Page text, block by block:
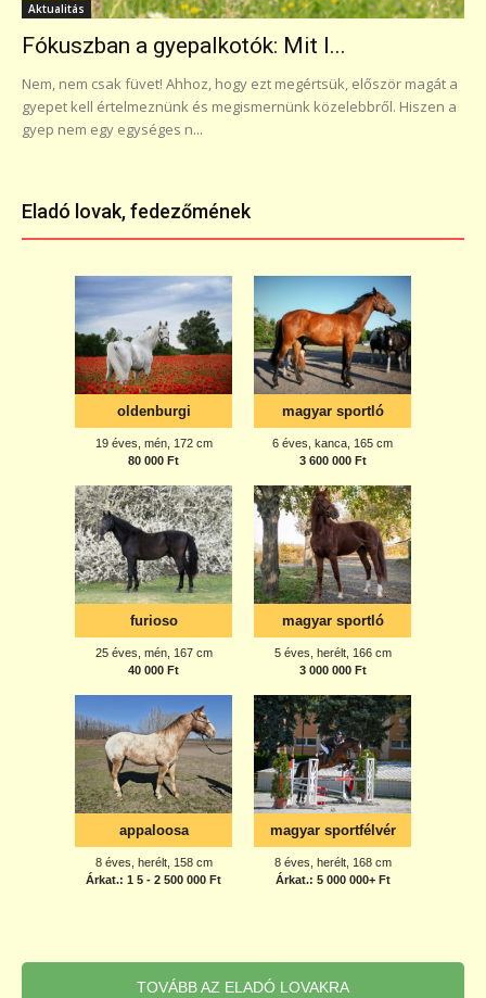
Aktualitás
Fókuszban a gyepalkotók: Mit l...
Nem, nem csak füvet! Ahhoz, hogy ezt megértsük, először magát a
gyepet kell értelmeznünk és megismernünk közelebbről. Hiszen a
gyep nem egy egységes n...
Eladó lovak, fedezőmének
TOVÁBB AZ ELADÓ LOVAKRA